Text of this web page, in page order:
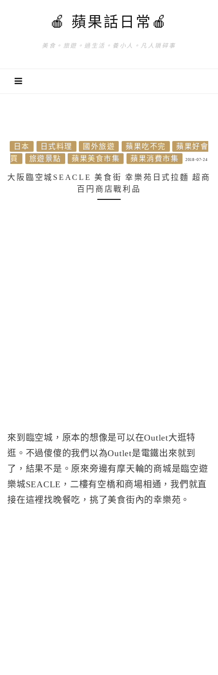
🍎 蘋果話日常🍎
美食。旅遊。過生活。養小人。凡人瑣碎事
日本 日式料理 國外旅遊 蘋果吃不完
蘋果好會
買
旅遊景點 蘋果美食市集 蘋果消費市集 2018-07-24
大阪臨空城SEACLE 美食街 幸樂苑日式拉麵 超商
百円商店戰利品
來到臨空城，原本的想像是可以在Outlet大逛特
逛。不過傻傻的我們以為Outlet是電鐵出來就到
了，結果不是。原來旁邊有摩天輪的商城是臨空遊
樂城SEACLE，二樓有空橋和商場相通，我們就直
接在這裡找晚餐吃，挑了美食街內的幸樂苑。